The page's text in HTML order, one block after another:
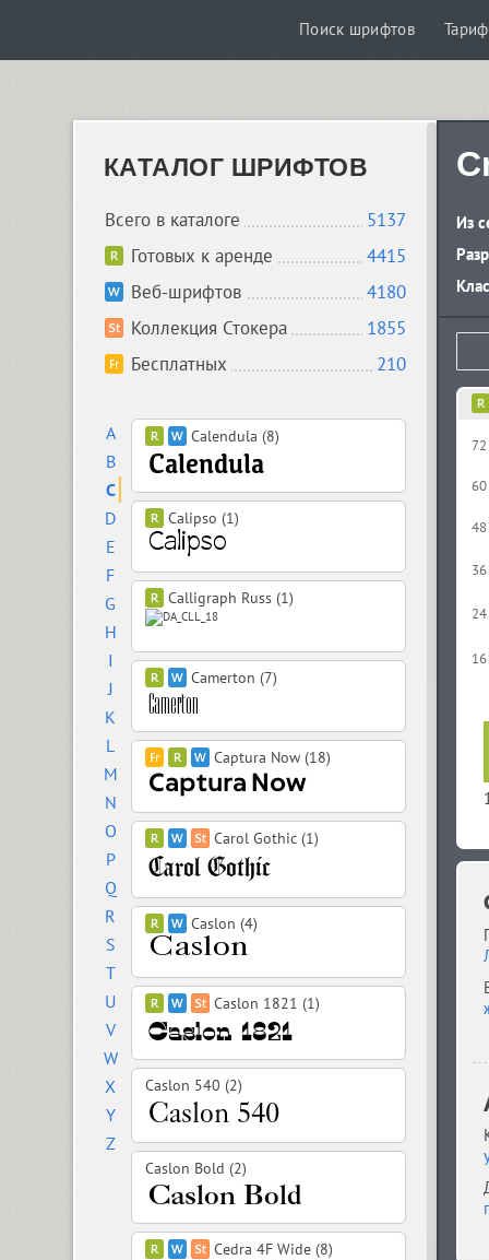
Поиск шрифтов
КАТАЛОГ ШРИФТОВ
Всего в каталоге
5137
Готовых к аренде
4415
Веб-шрифтов
4180
Коллекция Стокера
1855
Бесплатных
210
A
B
C
D
E
F
G
H
I
J
K
L
M
N
O
P
Q
R
S
T
U
V
W
X
Y
Z
Calendula (8)
Calipso (1)
Calligraph Russ (1)
Camerton (7)
Captura Now (18)
Carol Gothic (1)
Caslon (4)
Caslon 1821 (1)
Caslon 540 (2)
Caslon Bold (2)
Cedra 4F Wide (8)
Из